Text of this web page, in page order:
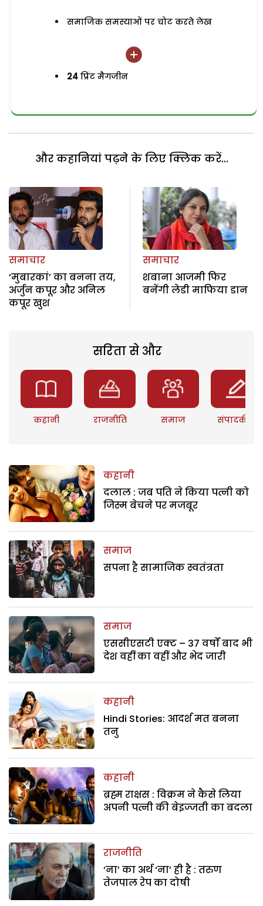
समाजिक समस्याओं पर चोट करते लेख
24 प्रिंट मैगजीन
और कहानियां पढ़ने के लिए क्लिक करें...
समाचार
‘मुबारकां’ का बनना तय,
अर्जुन कपूर और अनिल
कपूर खुश
समाचार
शबाना आजमी फिर
बनेंगी लेडी माफिया डान
सरिता से और
कहानी राजनीति समाज संपादकीय
कहानी
दलाल : जब पति ने किया पत्नी को
जिस्म बेचने पर मजबूर
समाज
सपना है सामाजिक स्वतंत्रता
समाज
एससीएसटी एक्ट – 37 वर्षों बाद भी
देश वहीं का वहीं और भेद जारी
कहानी
Hindi Stories: आदर्श मत बनना
तनु
कहानी
ब्रह्म राक्षस : विक्रम ने कैसे लिया
अपनी पत्नी की बेइज्जती का बदला
राजनीति
‘ना’ का अर्थ ‘ना’ ही है : तरुण
तेजपाल रेप का दोषी